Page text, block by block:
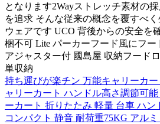
となります2Wayストレッチ素材の
を追求 そんな従来の概念を覆すべ
ウェアです UCO 背後からの安全を
梱不可 Lite パーカーフード風にフ
アジャスター付 國島屋 収納フード
単収納
持ち運びが楽チン 万能キャリーカ
ャリーカート ハンドル高さ調節可
ーカート 折りたたみ 軽量 台車 ハン
コンパクト 静音 耐荷重75KG アル